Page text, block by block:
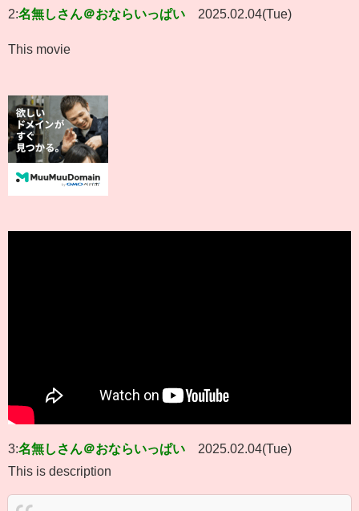
2:名無しさん＠おならいっぱい 2025.02.04(Tue)
This movie
3:名無しさん＠おならいっぱい
2025.02.04(Tue)
This is description